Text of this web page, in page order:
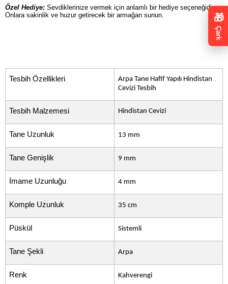
Özel Hediye: Sevdiklerinize vermek için anlamlı bir hediye seçeneğidir.
Onlara sakinlik ve huzur getirecek bir armağan sunun.
Tesbih Özellikleri
Arpa Tane Hafif Yapılı Hindistan
Cevizi Tesbih
Tesbih Malzemesi Hindistan Cevizi
Tane Uzunluk 13 mm
Tane Genişlik 9 mm
İmame Uzunluğu 4 mm
Komple Uzunluk 35 cm
Püskül Sistemli
Tane Şekli Arpa
Renk Kahverengi
🎁
Çark